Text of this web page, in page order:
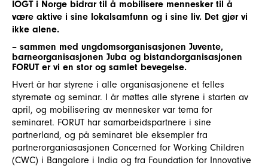
IOGT i Norge bidrar til å mobilisere mennesker til å
være aktive i sine lokalsamfunn og i sine liv. Det gjør vi
ikke alene.
– sammen med ungdomsorganisasjonen Juvente,
barneorganisasjonen Juba og bistandorganisasjonen
FORUT er vi en stor og samlet bevegelse.
Hvert år har styrene i alle organisasjonene et felles
styremøte og seminar. I år møttes alle styrene i starten av
april, og mobilisering av mennesker var tema for
seminaret. FORUT har samarbeidspartnere i sine
partnerland, og på seminaret ble eksempler fra
partnerorganiasasjonen Concerned for Working Children
(CWC) i Bangalore i India og fra Foundation for Innovative